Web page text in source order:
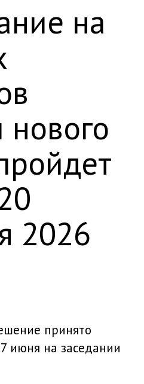
на
нового
2026
принято
июня на заседании